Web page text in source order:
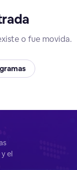
o fue movida.
el